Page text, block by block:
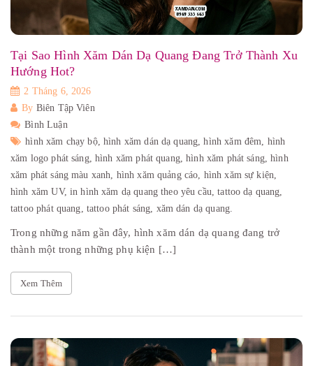
Tại Sao Hình Xăm Dán Dạ Quang Đang Trở Thành Xu
Hướng Hot?
2 Tháng 6, 2026
By Biên Tập Viên
Bình Luận
hình xăm chạy bộ,hình xăm dán dạ quang,hình xăm đêm, hình
xăm logo phát sáng,hình xăm phát quang,hình xăm phát sáng,hình
xăm phát sáng màu xanh, hình xăm quảng cáo, hình xăm sự kiện,
hình xăm UV, in hình xăm dạ quang theo yêu cầu,tattoo dạ quang,
tattoo phát quang, tattoo phát sáng, xăm dán dạ quang.
Trong những năm gần đây, hình xăm dán dạ quang đang trở
thành một trong những phụ kiện […]
Xem Thêm